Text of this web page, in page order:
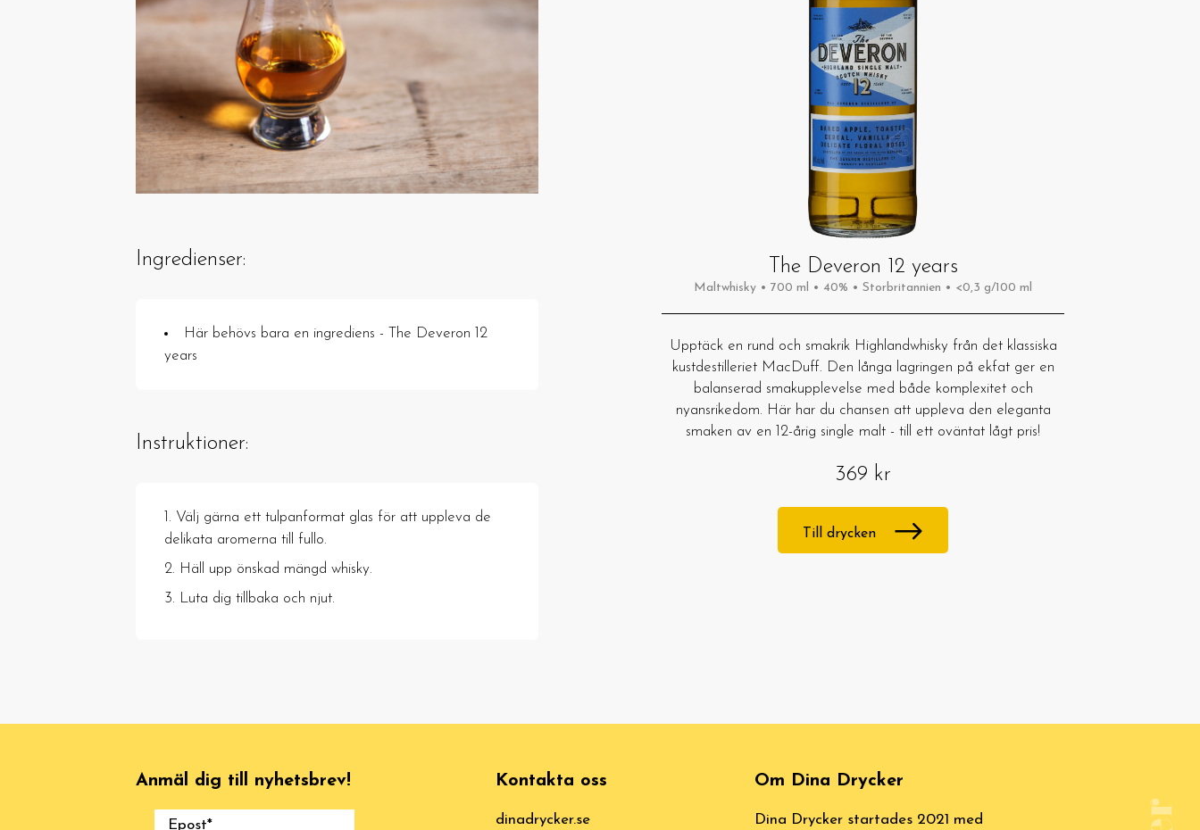
Ingredienser:
Här behövs bara en ingrediens - The Deveron 12
years
Instruktioner:
Välj gärna ett tulpanformat glas för att uppleva de
delikata aromerna till fullo.
Häll upp önskad mängd whisky.
Luta dig tillbaka och njut.
The Deveron 12 years
Maltwhisky • 700 ml • 40% • Storbritannien • <0,3 g/100 ml
Upptäck en rund och smakrik Highlandwhisky från det klassiska
kustdestilleriet MacDuff. Den långa lagringen på ekfat ger en
balanserad smakupplevelse med både komplexitet och
nyansrikedom. Här har du chansen att uppleva den eleganta
smaken av en 12-årig single malt - till ett oväntat lågt pris!
369 kr
Till drycken
Anmäl dig till nyhetsbrev! Kontakta oss
dinadrycker.se
Om Dina Drycker
Dina Drycker startades 2021 med